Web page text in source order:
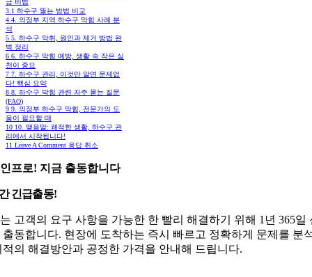
급 비법
3.1 하수구 뚫는 방법 비교
4 4. 의정부 지역 하수구 막힘 사례 분
석
5 5. 하수구 악취, 원인과 제거 방법 완
벽 정리
6 6. 하수구 막힘 예방, 생활 속 작은 실
천이 중요
7 7. 하수구 관리, 이것만 알면 문제없
다! 핵심 요약
8 8. 하수구 막힘 관련 자주 묻는 질문
(FAQ)
9 9. 의정부 하수구 막힘, 전문가의 도
움이 필요할 때
10 10. 맺음말: 쾌적한 생활, 하수구 관
리에서 시작됩니다!
11 Leave A Comment 응답 취소
프로! 지금 출동합니다
긴급출동!
고객의 요구 사항을 가능한 한 빨리 해결하기 위해 1년 365일
출동합니다. 현장에 도착하는 즉시 빠르고 정확하게 문제를 분
적의 해결방안과 공정한 가격을 안내해 드립니다.